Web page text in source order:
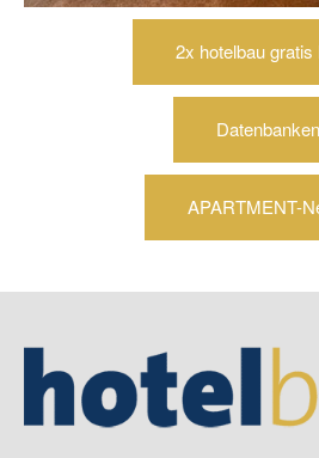
2x hotelbau gratis
Datenbanken
APARTMENT-